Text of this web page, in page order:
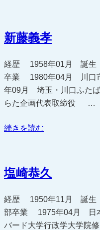
文”
の
新藤義孝
経歴 1958年01月 誕生
卒業 1980年04月 川口
年09月 埼玉・川口ふた
らた企画代表取締役 …
“新
孝”
の
続きを読む
塩崎恭久
経歴 1950年11月 誕生
部卒業 1975年04月 日
バード大学行政学大学